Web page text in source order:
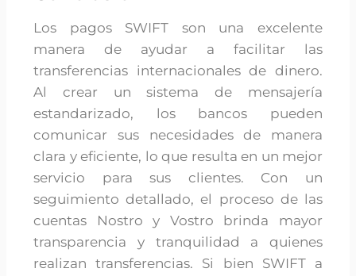
Los pagos SWIFT son una excelente
manera de ayudar a facilitar las
transferencias internacionales de dinero.
Al crear un sistema de mensajería
estandarizado, los bancos pueden
comunicar sus necesidades de manera
clara y eficiente, lo que resulta en un mejor
servicio para sus clientes. Con un
seguimiento detallado, el proceso de las
cuentas Nostro y Vostro brinda mayor
transparencia y tranquilidad a quienes
realizan transferencias. Si bien SWIFT a